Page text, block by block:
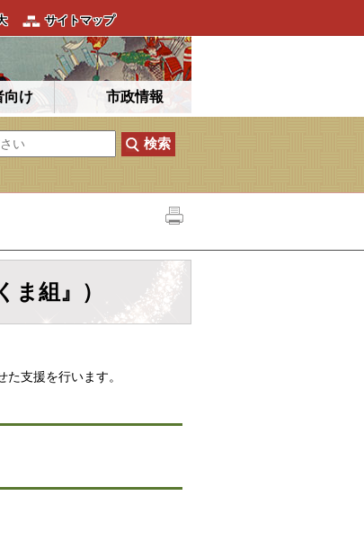
サイトマップ
向け 市政情報
ま組』）
支援を行います。